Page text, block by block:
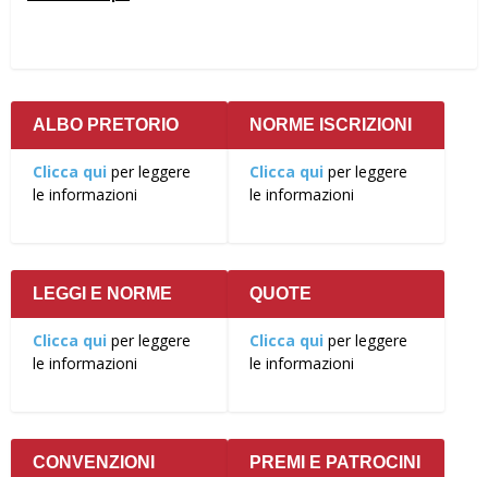
ALBO PRETORIO
Clicca qui per leggere
le informazioni
NORME ISCRIZIONI
Clicca qui per leggere
le informazioni
LEGGI E NORME
Clicca qui per leggere
le informazioni
QUOTE
Clicca qui per leggere
le informazioni
CONVENZIONI PREMI E PATROCINI